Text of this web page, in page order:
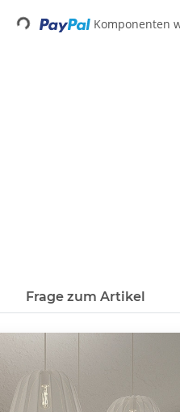
Loading... Komponenten
Frage zum Artikel